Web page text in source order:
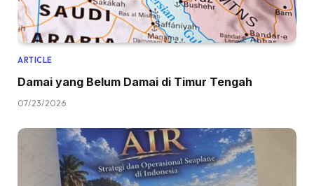
ARTICLE
Damai yang Belum Damai di Timur Tengah
07/23/2026